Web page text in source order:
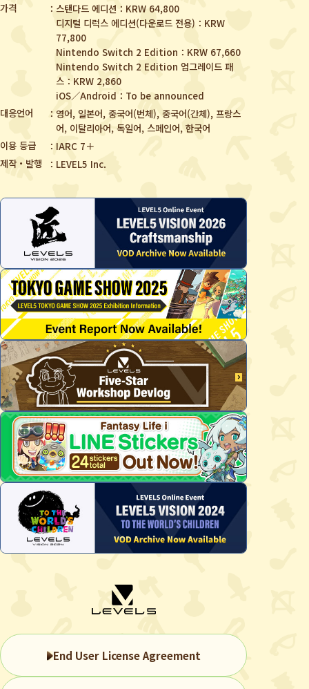
가격
스탠다드 에디션：KRW 64,800
디지털 디럭스 에디션(다운로드 전용)：KRW
77,800
Nintendo Switch 2 Edition：KRW 67,660
Nintendo Switch 2 Edition 업그레이드 패
스：KRW 2,860
iOS／Android：To be announced
대응언어
영어, 일본어, 중국어(번체), 중국어(간체), 프랑스
어, 이탈리아어, 독일어, 스페인어, 한국어
이용 등급
IARC 7＋
제작・발행
LEVEL5 Inc.
End User License Agreement